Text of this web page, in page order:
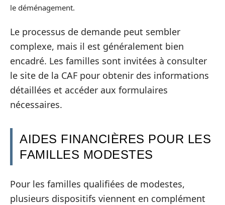
le déménagement.
Le processus de demande peut sembler
complexe, mais il est généralement bien
encadré. Les familles sont invitées à consulter
le site de la CAF pour obtenir des informations
détaillées et accéder aux formulaires
nécessaires.
AIDES FINANCIÈRES POUR LES
FAMILLES MODESTES
Pour les familles qualifiées de modestes,
plusieurs dispositifs viennent en complément